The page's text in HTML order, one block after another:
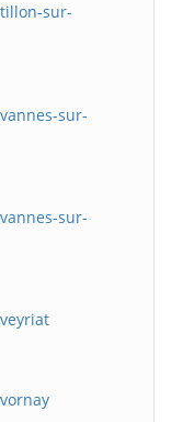
sur-
sur-
sur-